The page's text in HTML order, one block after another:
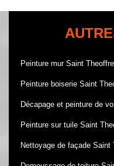
Peinture mur Saint
Peinture boiserie Saint
Décapage et peinture de
Peinture sur tuile Saint
Nettoyage de façade Saint